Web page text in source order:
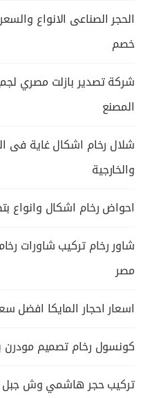
خصم
شركة تصدير بازلت مصري
المصنع
شلال رخام اشكال غاية فى
والخارجية
احواض رخام اشكال وانواع
شاور رخام تركيب شاورات
مصر
اسعار احجار المايكا افضل
كونسول رخام تصميم مودرن
تركيب حجر هاشمي وش جبل